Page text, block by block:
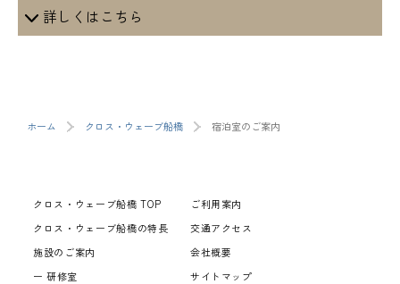
ホーム クロス・ウェーブ船橋 宿泊室のご案内
クロス・ウェーブ船橋 TOP
クロス・ウェーブ船橋の特長
施設のご案内
研修室
ご利用案内
交通アクセス
会社概要
サイトマップ